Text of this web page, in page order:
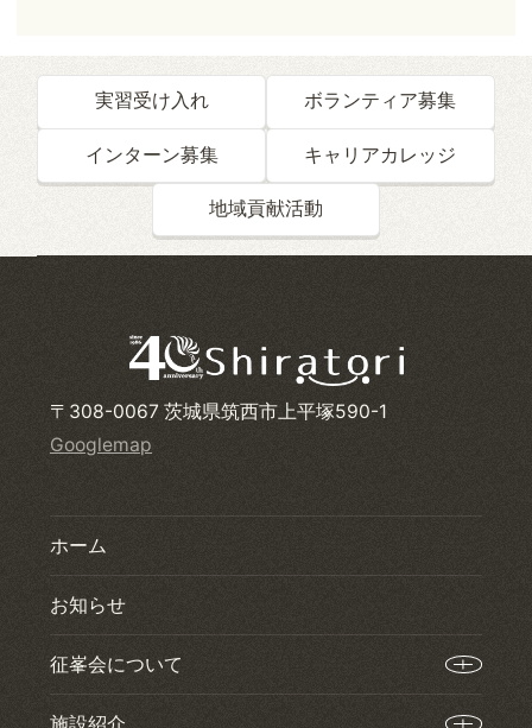
実習受け入れ ボランティア募集
インターン募集 キャリアカレッジ
地域貢献活動
〒308-0067 茨城県筑西市上平塚590-1
Googlemap
ホーム
お知らせ
征峯会について